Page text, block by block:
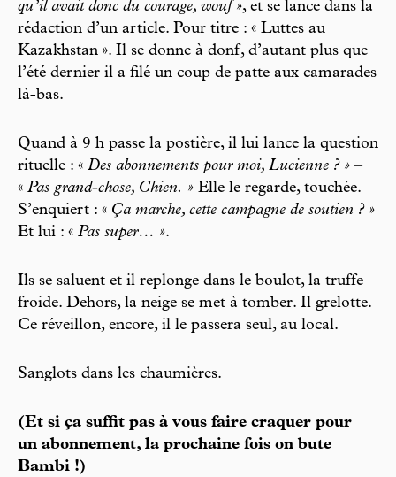
qu’il avait donc du courage, wouf », et se lance dans la
rédaction d’un article. Pour titre : « Luttes au
Kazakhstan ». Il se donne à donf, d’autant plus que
l’été dernier il a filé un coup de patte aux camarades
là-bas.
Quand à 9 h passe la postière, il lui lance la question
rituelle : « Des abonnements pour moi, Lucienne ? » –
« Pas grand-chose, Chien. » Elle le regarde, touchée.
S’enquiert : « Ça marche, cette campagne de soutien ? »
Et lui : « Pas super… ».
Ils se saluent et il replonge dans le boulot, la truffe
froide. Dehors, la neige se met à tomber. Il grelotte.
Ce réveillon, encore, il le passera seul, au local.
Sanglots dans les chaumières.
(Et si ça suffit pas à vous faire craquer pour
un abonnement, la prochaine fois on bute
Bambi !)